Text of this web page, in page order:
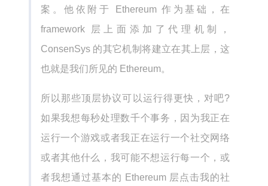
案。他依附于 Ethereum 作为基础，在
framework 层上面添加了代理机制，
ConsenSys 的其它机制将建立在其上层，这
也就是我们所见的 Ethereum。
所以那些顶层协议可以运行得更快，对吧?
如果我想每秒处理数千个事务，因为我正在
运行一个游戏或者我正在运行一个社交网络
或者其他什么，我可能不想运行每一个，或
者我想通过基本的 Ethereum 层点击我的社